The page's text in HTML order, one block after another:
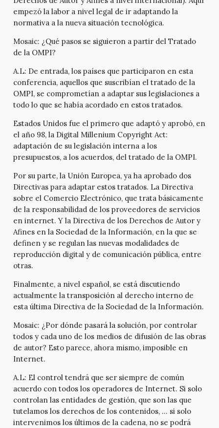
empezó la labor a nivel legal de ir adaptando la
normativa a la nueva situación tecnológica.
Mosaic: ¿Qué pasos se siguieron a partir del Tratado
de la OMPI?
A.L: De entrada, los países que participaron en esta
conferencia, aquellos que suscribían el tratado de la
OMPI, se comprometían a adaptar sus legislaciones a
todo lo que se había acordado en estos tratados.
Estados Unidos fue el primero que adaptó y aprobó, en
el año 98, la Digital Millenium Copyright Act:
adaptación de su legislación interna a los
presupuestos, a los acuerdos, del tratado de la OMPI.
Por su parte, la Unión Europea, ya ha aprobado dos
Directivas para adaptar estos tratados. La Directiva
sobre el Comercio Electrónico, que trata básicamente
de la responsabilidad de los proveedores de servicios
en internet. Y la Directiva de los Derechos de Autor y
Afines en la Sociedad de la Información, en la que se
definen y se regulan las nuevas modalidades de
reproducción digital y de comunicación pública, entre
otras.
Finalmente, a nivel español, se está discutiendo
actualmente la transposición al derecho interno de
esta última Directiva de la Sociedad de la Información.
Mosaic: ¿Por dónde pasará la solución, por controlar
todos y cada uno de los medios de difusión de las obras
de autor? Esto parece, ahora mismo, imposible en
Internet.
A.L: El control tendrá que ser siempre de común
acuerdo con todos los operadores de Internet. Si solo
controlan las entidades de gestión, que son las que
tutelamos los derechos de los contenidos, … si solo
intervenimos los últimos de la cadena, no se podrá